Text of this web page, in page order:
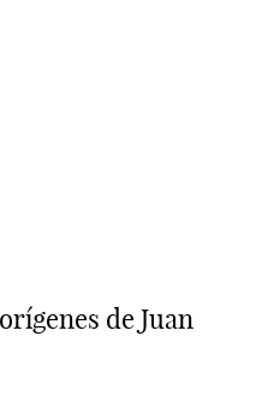
de Juan